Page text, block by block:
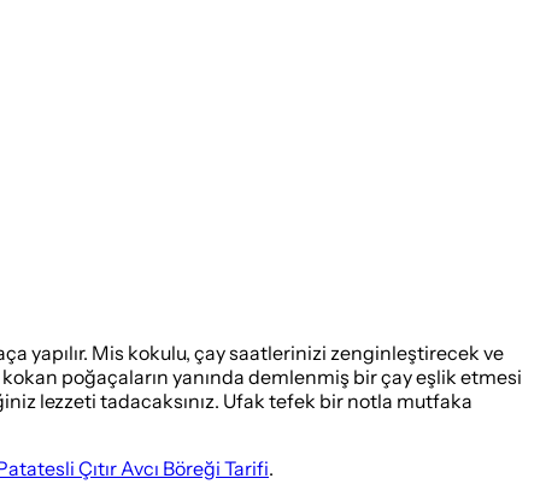
yapılır. Mis kokulu, çay saatlerinizi zenginleştirecek ve
poğaçaların yanında demlenmiş bir çay eşlik etmesi
lezzeti tadacaksınız. Ufak tefek bir notla mutfaka
Çıtır Avcı Böreği Tarifi.